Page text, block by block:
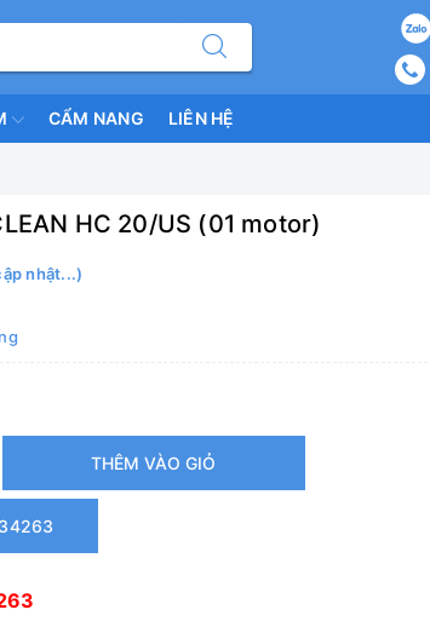
CẨM NANG LIÊN HỆ
HC 20/US (01 motor)
nhật...)
THÊM VÀO GIỎ